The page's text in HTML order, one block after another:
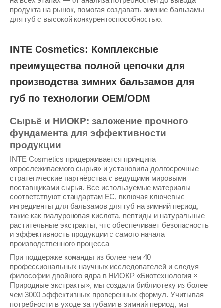
продукта на рынок, помогая создавать зимние бальзамы
для губ с высокой конкурентоспособностью.
INTE Cosmetics: Комплексные
преимущества полной цепочки для
производства зимних бальзамов для
губ по технологии OEM/ODM
Сырьё и НИОКР: заложение прочного
фундамента для эффективности
продукции
INTE Cosmetics придерживается принципа
«прослеживаемого сырья» и установила долгосрочные
стратегические партнёрства с ведущими мировыми
поставщиками сырья. Все используемые материалы
соответствуют стандартам ЕС, включая ключевые
ингредиенты для бальзамов для губ на зимний период,
такие как гиалуроновая кислота, пептиды и натуральные
растительные экстракты, что обеспечивает безопасность
и эффективность продукции с самого начала
производственного процесса.
При поддержке команды из более чем 40
профессиональных научных исследователей и следуя
философии двойного ядра в НИОКР «Биотехнология ×
Природные экстракты», мы создали библиотеку из более
чем 3000 эффективных проверенных формул. Учитывая
потребности в уходе за губами в зимний период, мы